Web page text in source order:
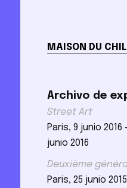
MAISON DU
Archivo de
Street Art
Paris, 9 junio 2016
junio 2016
Deuxième
Paris, 25 junio